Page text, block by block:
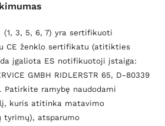
(1, 3, 5, 6, 7) yra sertifikuoti
CE ženklo sertifikatu (atitikties
įgaliota ES notifikuotoji įstaiga:
GMBH RIDLERSTR 65, D-80339
Patirkite ramybę naudodami
kuris atitinka matavimo
atsparumo